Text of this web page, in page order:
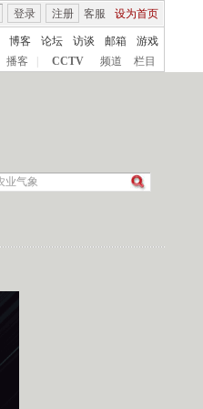
客服 设为首页
登录 注册
博客 论坛 访谈 邮箱
游戏
播客 CCTV 频道 栏目